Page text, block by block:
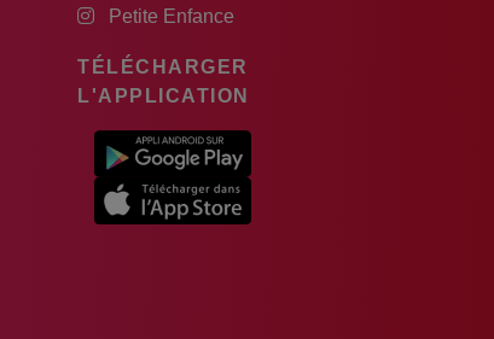
Petite Enfance
TÉLÉCHARGER
L'APPLICATION